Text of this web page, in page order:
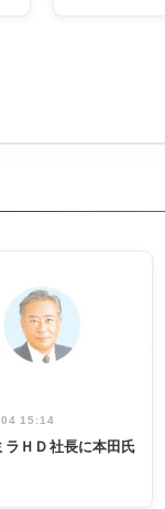
15:14
ラＨＤ社長に本田氏